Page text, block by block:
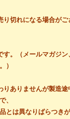
り切れになる場合がご
す。（メールマガジン
）
りありませんが製造途
、
とは異なりばらつき